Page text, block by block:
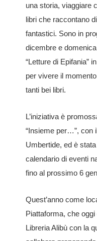
una storia, viaggiare
libri che raccontano
fantastici. Sono in
dicembre e
“Letture di Epifania”
per vivere il
tanti bei libri.
L’iniziativa è
“Insieme per…”, con
Umbertide, ed è
calendario di eventi
fino al prossimo 6
Quest’anno come
Piattaforma, che
Libreria Alibù con la